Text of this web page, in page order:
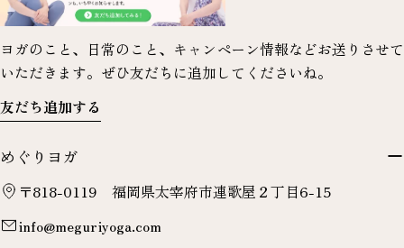
ヨガのこと、日常のこと、キャンペーン情報などお送りさせて
いただきます。ぜひ友だちに追加してくださいね。
友だち追加する
めぐりヨガ
〒818-0119 福岡県太宰府市連歌屋２丁目6-15
info@meguriyoga.com